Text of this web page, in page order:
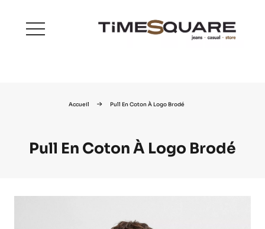
menu
Accueil Pull En Coton À Logo Brodé
Pull En Coton À Logo Brodé